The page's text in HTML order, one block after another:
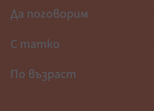
Да поговорим
С татко
По възраст